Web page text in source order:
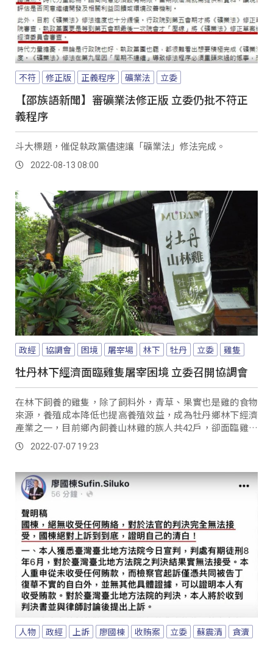
不符 修正版 正義程序 礦業法 立委
【邵族語新聞】審礦業法修正版 立委仍批不符正
義程序
斗大標題，催促執政黨儘速讓「礦業法」修法完成。
2022-08-13 08:00
政經 協調會 困境 屠宰場 林下 牡丹 立委 雞隻
牡丹林下經濟面臨雞隻屠宰困境 立委召開協調會
在林下飼養的雞隻，除了飼料外，青草、果實也是雞的食物
來源，養殖成本降低也提高養殖效益，成為牡丹鄉林下經濟
產業之一，目前鄉內飼養山林雞的族人共42戶，卻面臨雞隻
屠宰困境。
2022-07-07 19:23
人物 政經 上訴 廖國棟 收賄案 立委 蘇震清 貪瀆